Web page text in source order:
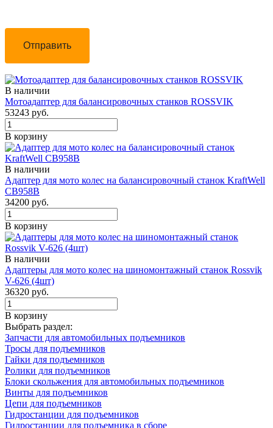
Отправить
В наличии
Мотоадаптер для балансировочных станков ROSSVIK
53243 руб.
В корзину
В наличии
Адаптер для мото колес на балансировочный станок KraftWell
CB958B
34200 руб.
В корзину
В наличии
Адаптеры для мото колес на шиномонтажный станок Rossvik
V-626 (4шт)
36320 руб.
В корзину
Выбрать раздел:
Запчасти для автомобильных подъемников
Тросы для подъемников
Гайки для подъемников
Ролики для подъемников
Блоки скольжения для автомобильных подъемников
Винты для подъемников
Цепи для подъемников
Гидростанции для подъемников
Гидростанции для подъемника в сборе